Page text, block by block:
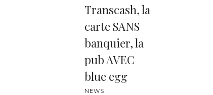
Transcash, la
carte SANS
banquier, la
pub AVEC
blue egg
NEWS